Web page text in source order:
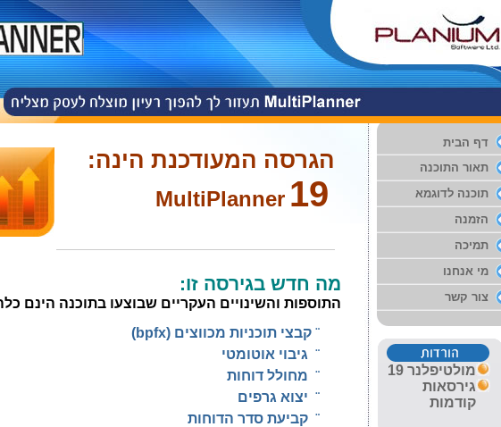
הגרסה המעודכנת הינה:
MultiPlanner 19
מה חדש בגירסה זו:
התוספות והשינויים העקריים שבוצעו בתוכנה הינם
¨ קבצי תוכניות מכווצים (bpfx
)
¨ גיבוי אוטומטי
¨ מחולל דוחות
¨ יצוא גרפים
¨ קביעת סדר הדוחות
דף הבית
תאור התוכנה
תוכנה לדוגמא
הזמנה
תמיכה
מי אנחנו
צור קשר
מולטיפלנר 19
גירסאות
קודמות